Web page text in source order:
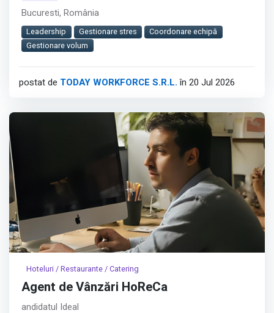
service eficient intr-un mediu cu volum mare de clienti.︇︃︅︎︃︊︉︎​️︀︆︋​︁︁️︀​︋️︎︌​️︊︊︆︅︃︋︋︊︃︌︍
Pozitia contribuie direct la organizarea echipei,
corect gatite si la timp.
Bucuresti, România
Leadership Gestionare stres
Coordonare echipă
Gestionare volum
postat de TODAY WORKFORCE S.R.L. în 20 Jul 2026
Hoteluri / Restaurante / Catering
Agent de Vânzări HoReCa
andidatul Ideal